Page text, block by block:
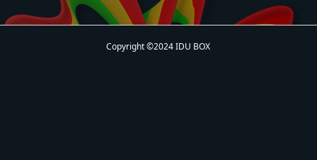
Copyright ©2024 IDU BOX